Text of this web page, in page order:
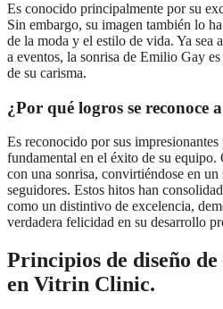
Es conocido principalmente por su
Sin embargo, su imagen también lo
de la moda y el estilo de vida. Ya sea
a eventos, la sonrisa de Emilio Gay
de su carisma.
¿Por qué logros se reconoce
Es reconocido por sus
fundamental en el éxito de su equipo.
con una sonrisa, convirtiéndose en
seguidores. Estos hitos han
como un distintivo de excelencia,
verdadera felicidad en su desarrollo
Principios de diseño
en Vitrin Clinic.